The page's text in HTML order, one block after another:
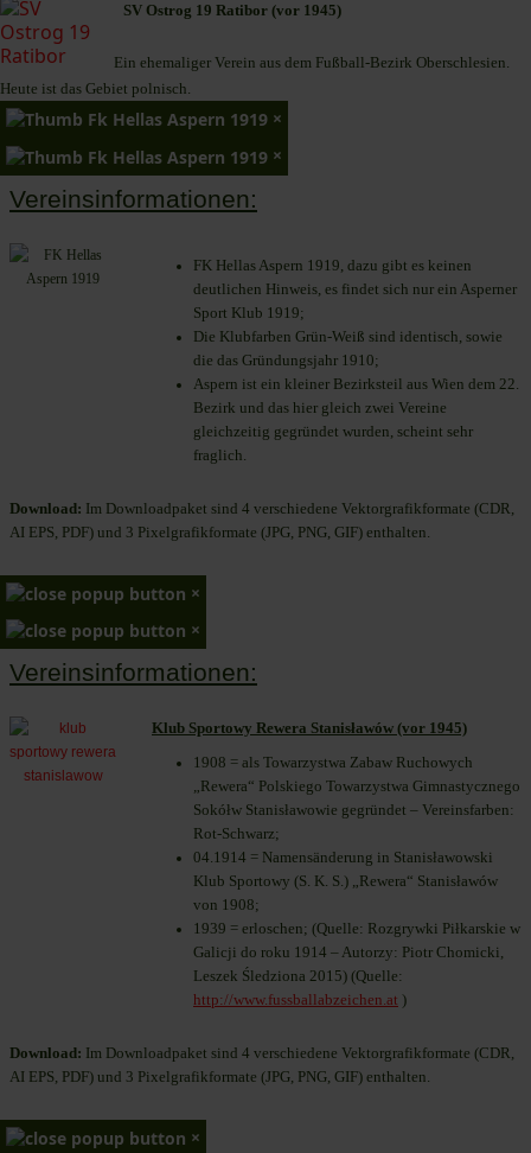
SV Ostrog 19 Ratibor (vor 1945)
Ein ehemaliger Verein aus dem Fußball-Bezirk Oberschlesien.
Heute ist das Gebiet polnisch.
×
×
Vereinsinformationen:
FK Hellas Aspern 1919, dazu gibt es keinen
deutlichen Hinweis, es findet sich nur ein Asperner
Sport Klub 1919;
Die Klubfarben Grün-Weiß sind identisch, sowie
die das Gründungsjahr 1910;
Aspern ist ein kleiner Bezirksteil aus Wien dem 22.
Bezirk und das hier gleich zwei Vereine
gleichzeitig gegründet wurden, scheint sehr
fraglich.
Download: Im Downloadpaket sind 4 verschiedene Vektorgrafikformate (CDR,
AI EPS, PDF) und 3 Pixelgrafikformate (JPG, PNG, GIF) enthalten.
×
×
Vereinsinformationen:
Klub Sportowy Rewera Stanisławów (vor 1945)
1908 = als Towarzystwa Zabaw Ruchowych
„Rewera“ Polskiego Towarzystwa Gimnastycznego
Sokółw Stanisławowie gegründet – Vereinsfarben:
Rot-Schwarz;
04.1914 = Namensänderung in Stanisławowski
Klub Sportowy (S. K. S.) „Rewera“ Stanisławów
von 1908;
1939 = erloschen; (Quelle: Rozgrywki Piłkarskie w
Galicji do roku 1914 – Autorzy: Piotr Chomicki,
Leszek Śledziona 2015) (Quelle:
http://www.fussballabzeichen.at )
Download: Im Downloadpaket sind 4 verschiedene Vektorgrafikformate (CDR,
AI EPS, PDF) und 3 Pixelgrafikformate (JPG, PNG, GIF) enthalten.
×